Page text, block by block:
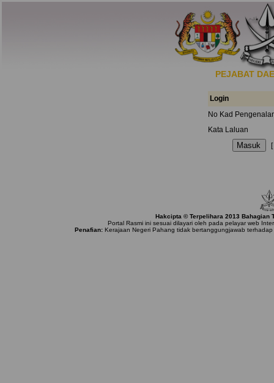
PEJABAT
Login
No Kad
Kata Laluan
Hakcipta © Terpelihara 2013 Bahagian
Portal Rasmi ini sesuai dilayari oleh pada pelayar web
Penafian: Kerajaan Negeri Pahang tidak bertanggungjawab